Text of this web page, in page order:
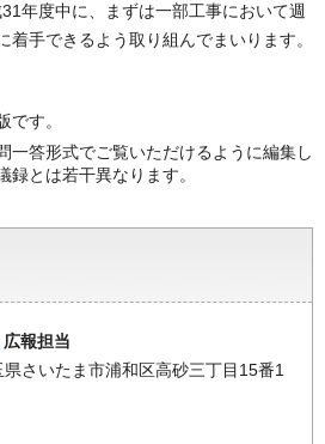
年度中に、まずは一部工事において週
着手できるよう取り組んでまいります。
です。
一答形式でご覧いただけるように編集し
録とは若干異なります。
広報担当
さいたま市浦和区高砂三丁目15番1